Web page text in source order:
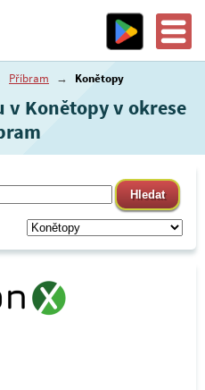
Příbram → Konětopy
Konětopy v okrese